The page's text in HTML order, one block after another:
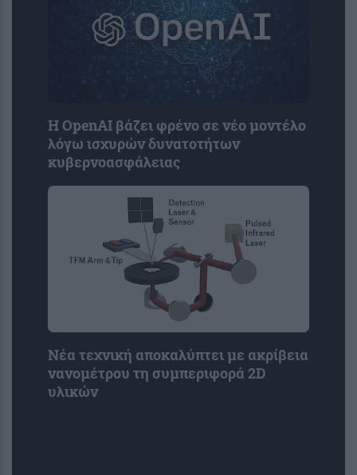
Η OpenAI βάζει φρένο σε νέο μοντέλο
λόγω ισχυρών δυνατοτήτων
κυβερνοασφάλειας
Νέα τεχνική αποκαλύπτει με ακρίβεια
νανομέτρου τη συμπεριφορά 2D
υλικών